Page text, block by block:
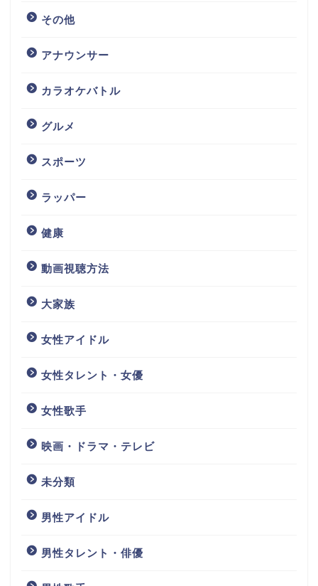
その他
アナウンサー
カラオケバトル
グルメ
スポーツ
ラッパー
健康
動画視聴方法
大家族
女性アイドル
女性タレント・女優
女性歌手
映画・ドラマ・テレビ
未分類
男性アイドル
男性タレント・俳優